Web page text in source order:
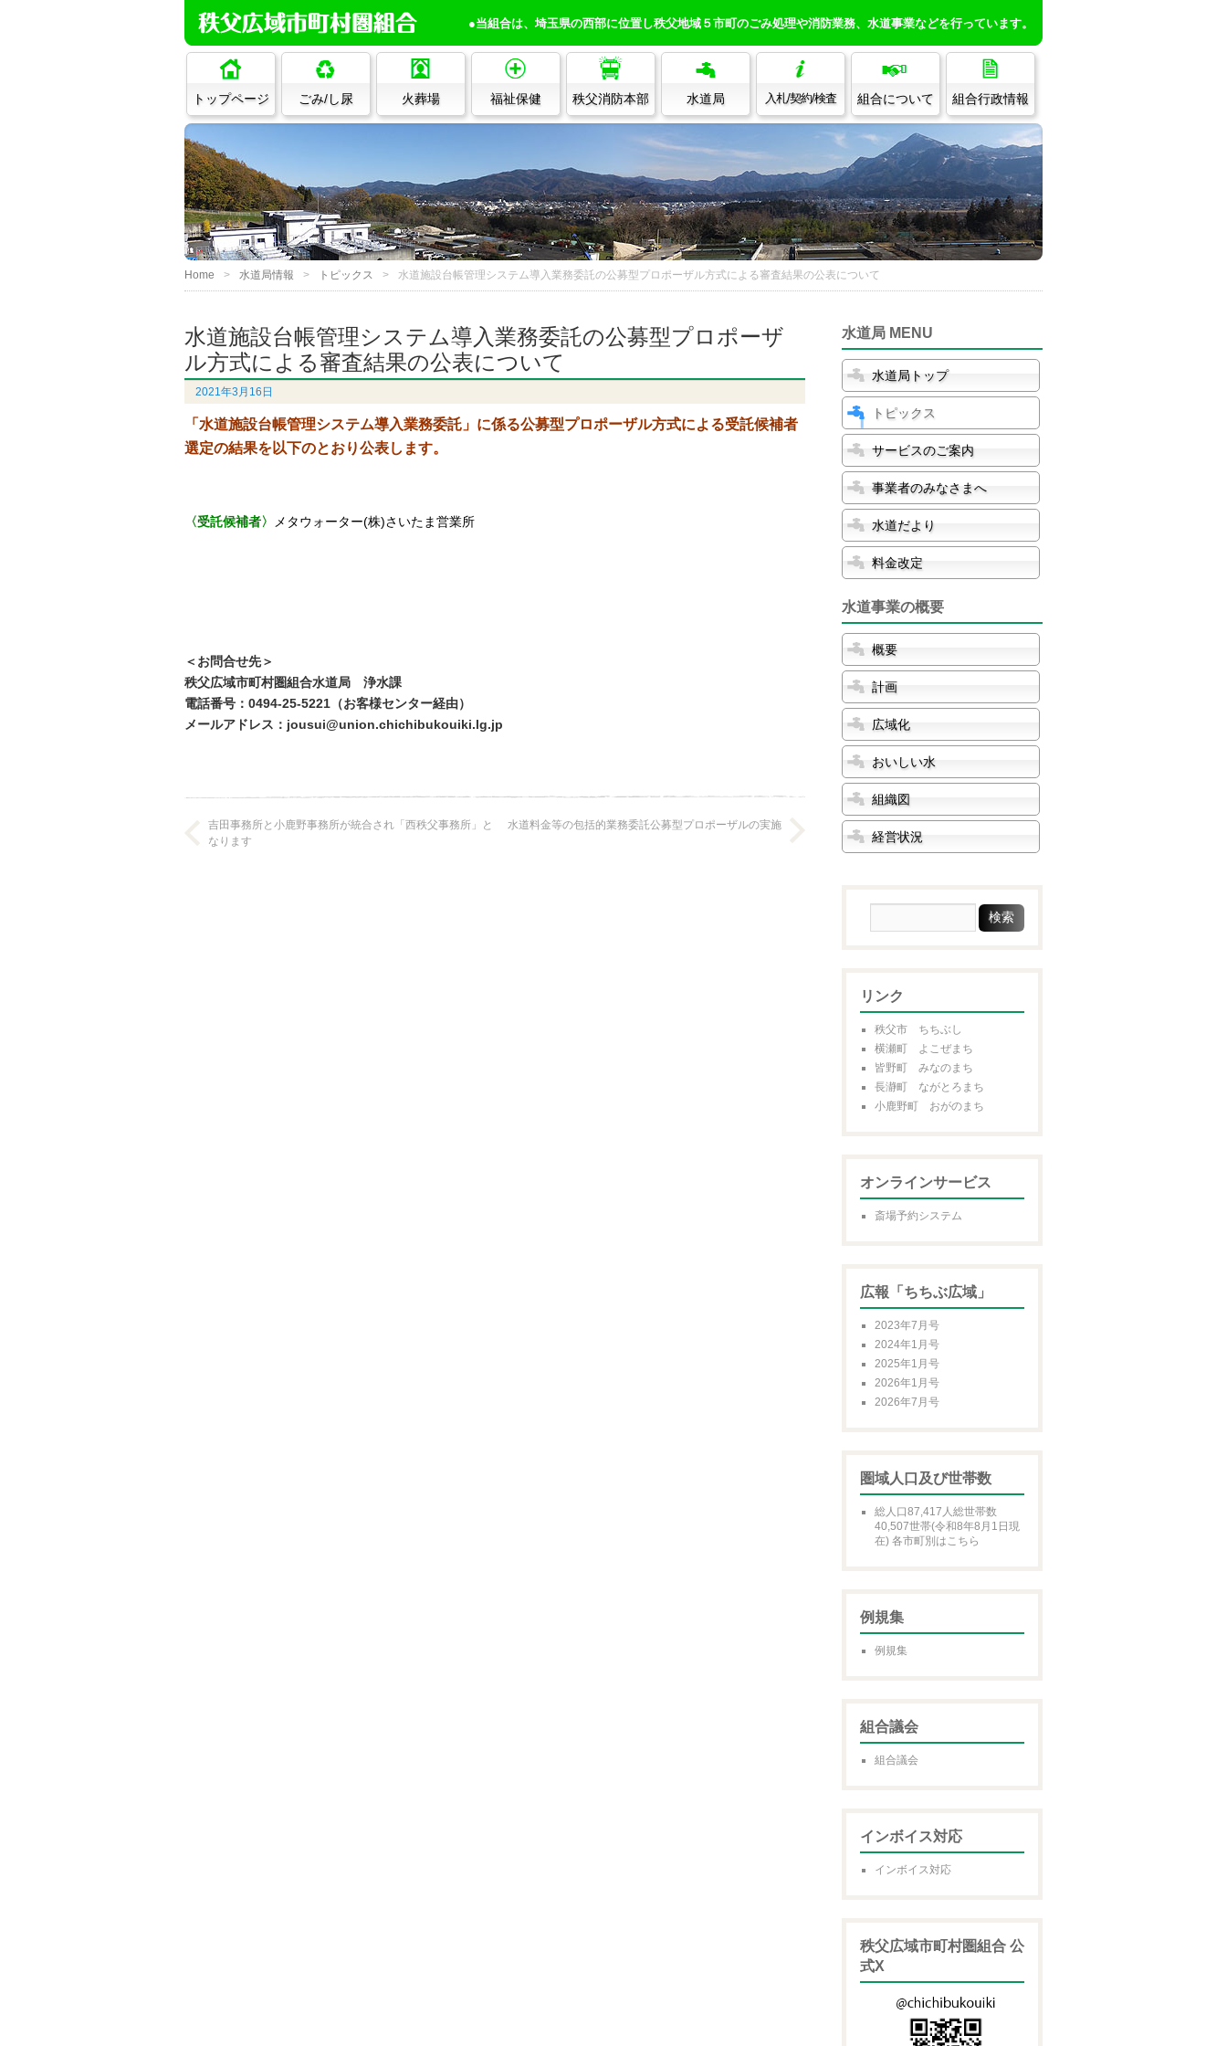
●当組合は、埼玉県の西部に位置し秩父地域５市町のごみ処理や消防業務、水道事業などを行っています。
トップページ ごみ/し尿 火葬場 福祉保健 秩父消防本部 水道局 入札/契約/検査 組合について 組合行政情報
Home 水道局情報 トピックス 水道施設台帳管理システム導入業務委託の公募型プロポーザル方式による審査結果の公表について
水道施設台帳管理システム導入業務委託の公募型プロポーザ
ル方式による審査結果の公表について
2021年3月16日
「水道施設台帳管理システム導入業務委託」に係る公募型プロポーザル方式による受託候補者
選定の結果を以下のとおり公表します。
〈受託候補者〉 メタウォーター(株)さいたま営業所
＜お問合せ先＞
秩父広域市町村圏組合水道局 浄水課
電話番号：0494-25-5221（お客様センター経由）
メールアドレス：jousui@union.chichibukouiki.lg.jp
吉田事務所と小鹿野事務所が統合され「西秩父事務所」と
なります
水道料金等の包括的業務委託公募型プロポーザルの実施
水道局 MENU
水道局トップ
トピックス
サービスのご案内
事業者のみなさまへ
水道だより
料金改定
水道事業の概要
概要
計画
広域化
おいしい水
組織図
経営状況
リンク
秩父市 ちちぶし
横瀬町 よこぜまち
皆野町 みなのまち
長瀞町 ながとろまち
小鹿野町 おがのまち
オンラインサービス
斎場予約システム
広報「ちちぶ広域」
2023年7月号
2024年1月号
2025年1月号
2026年1月号
2026年7月号
圏域人口及び世帯数
総人口87,417人総世帯数
40,507世帯(令和8年8月1日現
在) 各市町別はこちら
例規集
例規集
組合議会
組合議会
インボイス対応
インボイス対応
秩父広域市町村圏組合 公
式X